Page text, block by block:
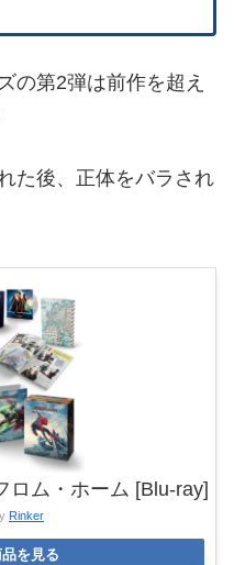
の第2弾は前作を超え
た後、正体をバラされ
ロム・ホーム [Blu-ray]
Rinker
を見る